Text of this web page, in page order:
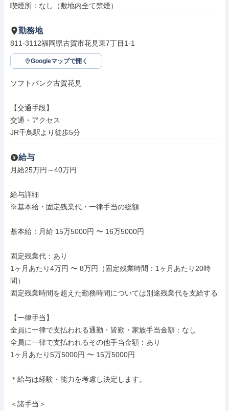
喫煙所：なし（敷地内全て禁煙）
勤務地
811-3112福岡県古賀市花見東7丁目1-1
Googleマップで開く
ソフトバンク古賀花見
【交通手段】
交通・アクセス
JR千鳥駅より徒歩5分
給与
月給25万円～40万円
給与詳細
※基本給・固定残業代・一律手当の総額
基本給：月給 15万5000円 〜 16万5000円
固定残業代：あり
1ヶ月あたり4万円 〜 8万円（固定残業時間：1ヶ月あたり20時
間）
固定残業時間を超えた勤務時間については別途残業代を支給する
【一律手当】
全員に一律で支払われる通勤・皆勤・家族手当金額：なし
全員に一律で支払われるその他手当金額：あり
1ヶ月あたり5万5000円 〜 15万5000円
＊給与は経験・能力を考慮し決定します。
＜諸手当＞